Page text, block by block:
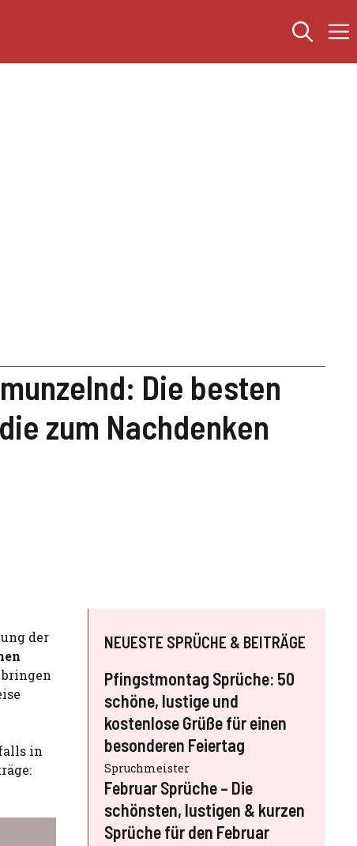
Die besten
zum Nachdenken
der
in
NEUESTE SPRÜCHE & BEITRÄGE
Pfingstmontag Sprüche: 50
schöne, lustige und
kostenlose Grüße für einen
besonderen Feiertag
Spruchmeister
Februar Sprüche – Die
schönsten, lustigen & kurzen
Sprüche für den Februar